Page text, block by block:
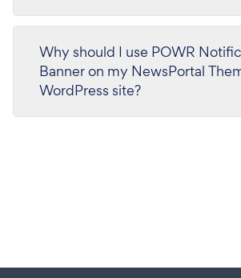
Why should I use POWR
Banner on my NewsPortal
WordPress site?